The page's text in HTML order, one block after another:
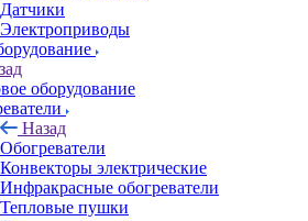
Датчики
Электроприводы
оборудование
Назад
Обогреватели
Конвекторы электрические
Инфракрасные обогреватели
Тепловые пушки